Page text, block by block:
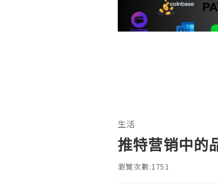
生活
推特营销中的
瀏覽次數:1751